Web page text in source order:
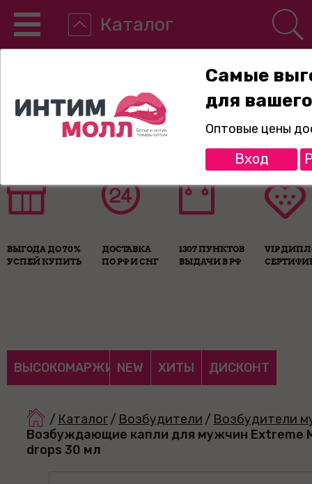
Каталог
8-800-775-89-65
ВЫГОДА ДО 70%
УСПЕЙ КУПИТЬ
ДОСТАВКА
ПО РФ И СНГ
1307 ПУНКТОВ
ВЫДАЧИ В РФ
VIP
ВЫСОКОМАРЖИНАЛЬНЫЕ
NEW ХИТЫ ДИСКОНТ
/ Каталог/ Возбудители / Возбудители
Возбуждающие капли для мужчин Extreme
drops 30 мл
Самые
для
Оптовые цены
Вход